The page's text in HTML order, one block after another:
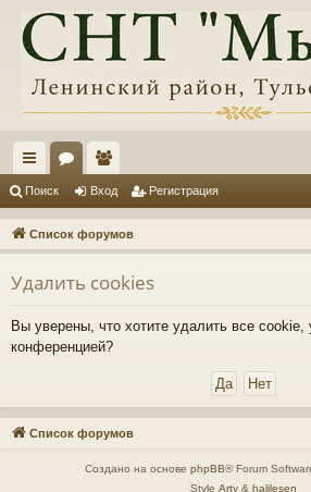
с
ы
лк
и
ум
ы
ол
ьз
ов
ат
ел
и
Поиск Вход Регистрация
Список форумов
Удалить cookies
Вы уверены, что хотите удалить все cookie,
конференцией?
Список форумов
Создано на основе phpBB® Forum
Style Arty & halilesen